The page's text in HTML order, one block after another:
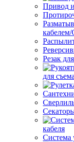
Привод
Резак
для
кабеля
Система